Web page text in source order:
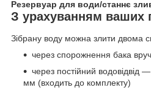
Резервуар для води/станнє
З урахуванням ваших
Зібрану воду можна злити двома
через спорожнення бака
через постійний водовідвід
мм (входить до комплекту)